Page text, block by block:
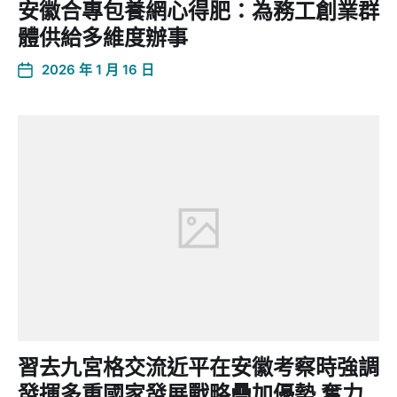
安徽合專包養網心得肥：為務工創業群
體供給多維度辦事
2026 年 1 月 16 日
習去九宮格交流近平在安徽考察時強調